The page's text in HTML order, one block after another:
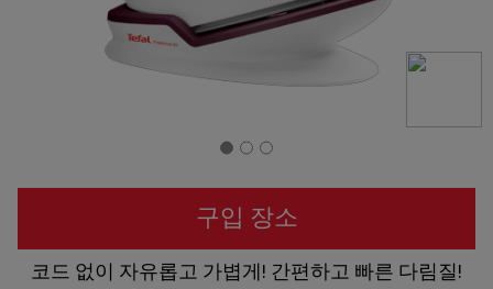
구입 장소
코드 없이 자유롭고 가볍게! 간편하고 빠른 다림질!